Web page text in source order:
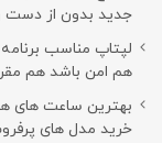
جدید بدون از دست
لپتاپ مناسب
هم امن باشد هم
خرید مدل های